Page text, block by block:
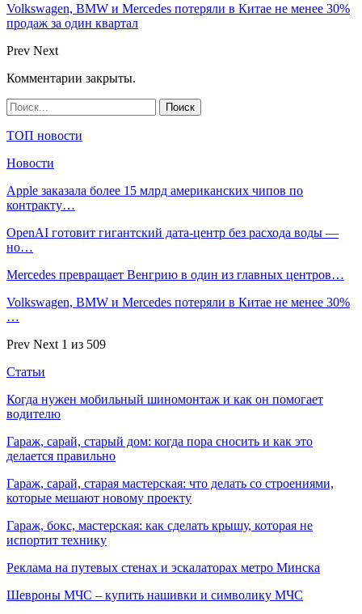
Volkswagen, BMW и Mercedes потеряли в Китае не менее 30%
продаж за один квартал
Prev Next
Комментарии закрыты.
ТОП новости
Новости
Apple заказала более 15 млрд американских чипов по
контракту…
OpenAI готовит гигантский дата-центр без расхода воды —
но…
Mercedes превращает Венгрию в один из главных центров…
Volkswagen, BMW и Mercedes потеряли в Китае не менее 30%
…
Prev Next 1 из 509
Статьи
Когда нужен мобильный шиномонтаж и как он помогает
водителю
Гараж, сарай, старый дом: когда пора сносить и как это
делается правильно
Гараж, сарай, старая мастерская: что делать со строениями,
которые мешают новому проекту
Гараж, бокс, мастерская: как сделать крышу, которая не
испортит технику
Реклама на путевых стенах и эскалаторах метро Минска
Шевроны МЧС – купить нашивки и символику МЧС